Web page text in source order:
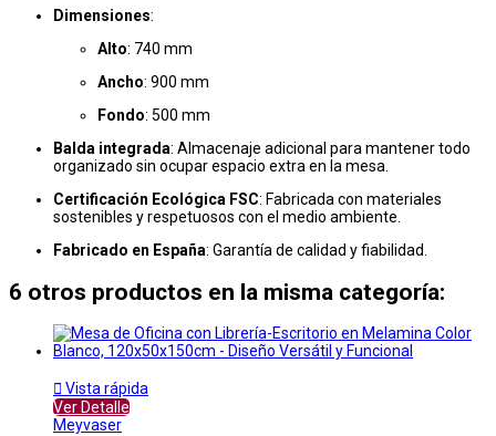
Dimensiones:
Alto: 740 mm
Ancho: 900 mm
Fondo: 500 mm
Balda integrada: Almacenaje adicional para mantener todo
organizado sin ocupar espacio extra en la mesa.
Certificación Ecológica FSC: Fabricada con materiales
sostenibles y respetuosos con el medio ambiente.
Fabricado en España: Garantía de calidad y fiabilidad.
6 otros productos en la misma categoría:
 Vista rápida
Ver Detalle
Meyvaser